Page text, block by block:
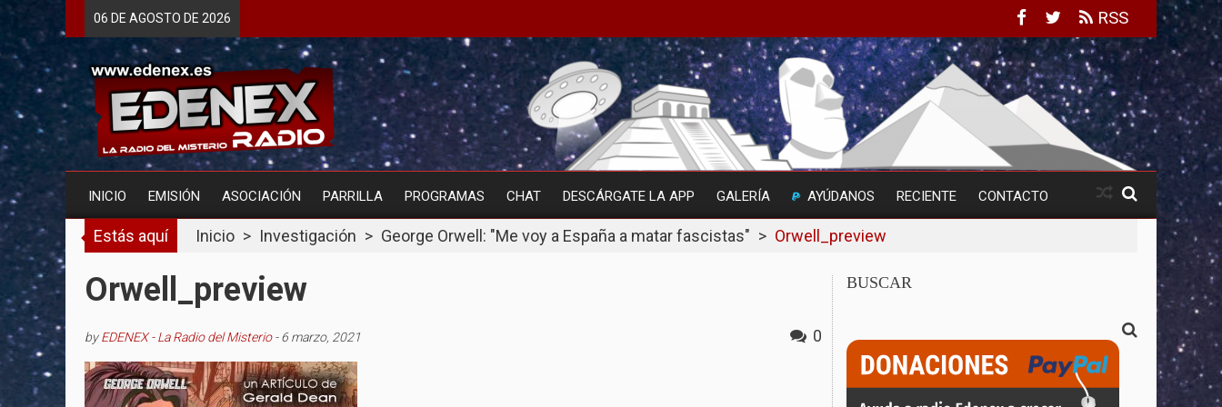
Skip
to
content
06 DE AGOSTO DE 2026 RSS
INICIO EMISIÓN ASOCIACIÓN PARRILLA PROGRAMAS CHAT DESCÁRGATE LA APP GALERÍA AYÚDANOS RECIENTE CONTACTO
Estás aquí Inicio > Investigación > George Orwell: "Me voy a España a matar fascistas" > Orwell_preview
Orwell_preview
byEDENEX - La Radio del Misterio-6 marzo, 2021 0
BUSCAR